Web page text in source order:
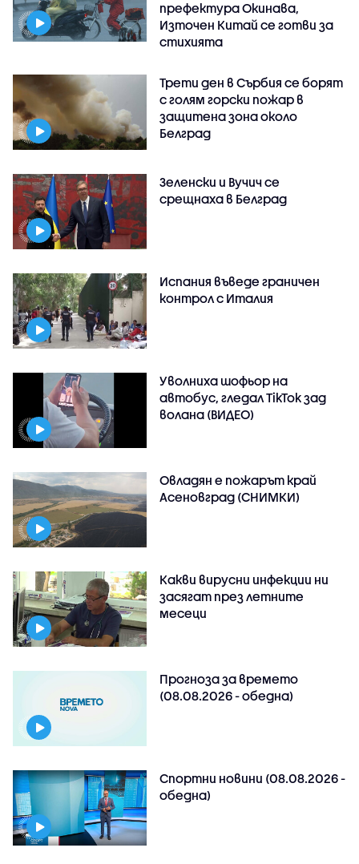
префектура Окинава,
Източен Китай се готви за
стихията
Трети ден в Сърбия се борят
с голям горски пожар в
защитена зона около
Белград
Зеленски и Вучич се
срещнаха в Белград
Испания въведе граничен
контрол с Италия
Уволниха шофьор на
автобус, гледал TikTok зад
волана (ВИДЕО)
Овладян е пожарът край
Асеновград (СНИМКИ)
Какви вирусни инфекции ни
засягат през летните
месеци
Прогноза за времето
(08.08.2026 - обедна)
Спортни новини (08.08.2026 -
обедна)